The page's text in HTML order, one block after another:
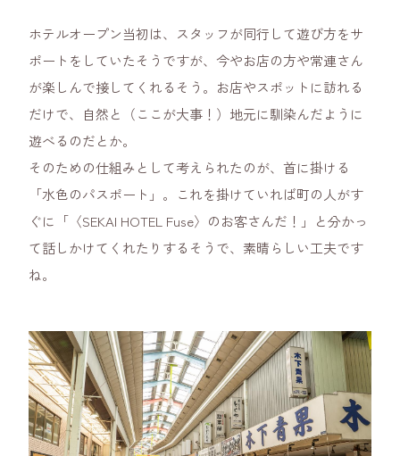
ホテルオープン当初は、スタッフが同行して遊び方をサ
ポートをしていたそうですが、今やお店の方や常連さん
が楽しんで接してくれるそう。お店やスポットに訪れる
だけで、自然と（ここが大事！）地元に馴染んだように
遊べるのだとか。
そのための仕組みとして考えられたのが、首に掛ける
「水色のパスポート」。これを掛けていれば町の人がす
ぐに「〈SEKAI HOTEL Fuse〉のお客さんだ！」と分かっ
て話しかけてくれたりするそうで、素晴らしい工夫です
ね。